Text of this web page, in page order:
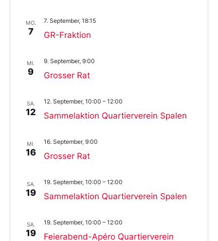
MO.
7 GR-Fraktion
7. September, 18:15
MI.
9 Grosser Rat
9. September, 9:00
SA.
12 Sammelaktion Quartierverein Spalen
12. September, 10:00 – 12:00
MI.
16 Grosser Rat
16. September, 9:00
SA.
19 Sammelaktion Quartierverein Spalen
19. September, 10:00 – 12:00
SA.
19 Feierabend-Apéro Quartierverein
19. September, 10:00 – 12:00